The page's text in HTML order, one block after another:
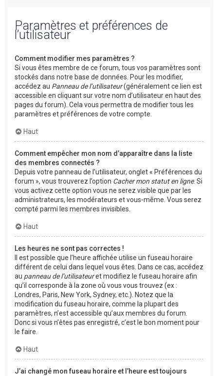
Paramètres et préférences de
l’utilisateur
Comment modifier mes paramètres ?
Si vous êtes membre de ce forum, tous vos paramètres sont
stockés dans notre base de données. Pour les modifier,
accédez au Panneau de l’utilisateur(généralement ce lien est
accessible en cliquant sur votre nom d’utilisateur en haut des
pages du forum). Cela vous permettra de modifier tous les
paramètres et préférences de votre compte.
Haut
Comment empêcher mon nom d’apparaître dans la liste
des membres connectés ?
Depuis votre panneau de l’utilisateur, onglet « Préférences du
forum », vous trouverez l’option Cacher mon statut en ligne. Si
vous activez cette option vous ne serez visible que par les
administrateurs, les modérateurs et vous-même. Vous serez
compté parmi les membres invisibles.
Haut
Les heures ne sont pas correctes !
Il est possible que l’heure affichée utilise un fuseau horaire
différent de celui dans lequel vous êtes. Dans ce cas, accédez
au panneau de l’utilisateuret modifiez le fuseau horaire afin
qu’il corresponde à la zone où vous vous trouvez (ex :
Londres, Paris, New York, Sydney, etc.). Notez que la
modification du fuseau horaire, comme la plupart des
paramètres, n’est accessible qu’aux membres du forum.
Donc si vous n’êtes pas enregistré, c’est le bon moment pour
le faire.
Haut
J’ai changé mon fuseau horaire et l’heure est toujours